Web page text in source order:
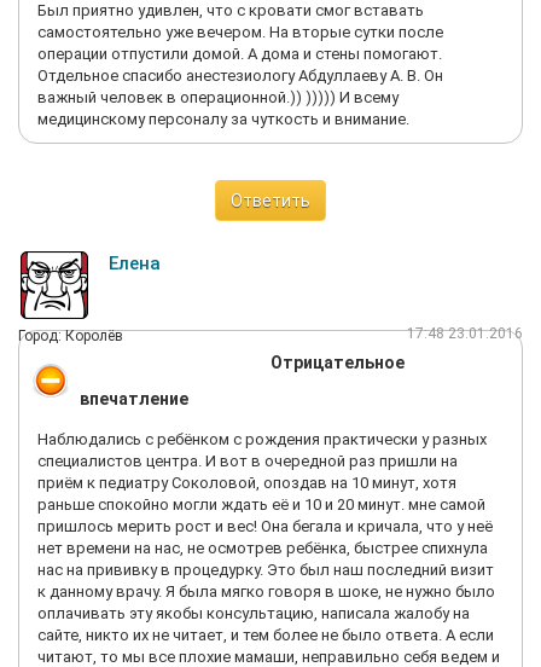
ОК? Просто вытягивание денег из клиентов. Я представляю,
сколько они вытягивают из беременных женщин. Не советую.
Был приятно удивлен, что с кровати смог вставать
самостоятельно уже вечером. На вторые сутки после
операции отпустили домой. А дома и стены помогают.
Отдельное спасибо анестезиологу Абдуллаеву А. В. Он
важный человек в операционной.)) ))))) И всему
медицинскому персоналу за чуткость и внимание.
Ответить
Елена
Город: Королёв 17:48 23.01.2016
Отрицательное
впечатление
Наблюдались с ребёнком с рождения практически у разных
специалистов центра. И вот в очередной раз пришли на
приём к педиатру Соколовой, опоздав на 10 минут, хотя
раньше спокойно могли ждать её и 10 и 20 минут. мне самой
пришлось мерить рост и вес! Она бегала и кричала, что у неё
нет времени на нас, не осмотрев ребёнка, быстрее спихнула
нас на прививку в процедурку. Это был наш последний визит
к данному врачу. Я была мягко говоря в шоке, не нужно было
оплачивать эту якобы консультацию, написала жалобу на
сайте, никто их не читает, и тем более не было ответа. А если
читают, то мы все плохие мамаши, неправильно себя ведем и